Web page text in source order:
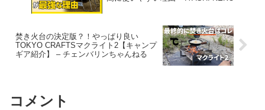
焚き火台の決定版？！やっぱり良い
TOKYO CRAFTSマクライト2【キャンプ
ギア紹介】 – チェンバリンちゃんねる
コメント